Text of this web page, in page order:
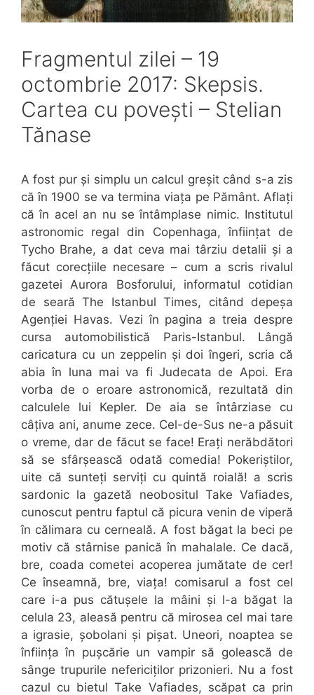
Fragmentul zilei – 19
octombrie 2017: Skepsis.
Cartea cu povești – Stelian
Tănase
A fost pur și simplu un calcul greșit când s-a zis
că în 1900 se va termina viața pe Pământ. Aflați
că în acel an nu se întâmplase nimic. Institutul
astronomic regal din Copenhaga, înființat de
Tycho Brahe, a dat ceva mai târziu detalii și a
făcut corecțiile necesare – cum a scris rivalul
gazetei Aurora Bosforului, informatul cotidian
de seară The Istanbul Times, citând depeșa
Agenției Havas. Vezi în pagina a treia despre
cursa automobilistică Paris-Istanbul. Lângă
caricatura cu un zeppelin și doi îngeri, scria că
abia în luna mai va fi Judecata de Apoi. Era
vorba de o eroare astronomică, rezultată din
calculele lui Kepler. De aia se întârziase cu
câțiva ani, anume zece. Cel-de-Sus ne-a păsuit
o vreme, dar de făcut se face! Erați nerăbdători
să se sfârșească odată comedia! Pokeriștilor,
uite că sunteți serviți cu quintă roială! a scris
sardonic la gazetă neobositul Take Vafiades,
cunoscut pentru faptul că picura venin de viperă
în călimara cu cerneală. A fost băgat la beci pe
motiv că stârnise panică în mahalale. Ce dacă,
bre, coada cometei acoperea jumătate de cer!
Ce înseamnă, bre, viața! comisarul a fost cel
care i-a pus cătușele la mâini și l-a băgat la
celula 23, aleasă pentru că mirosea cel mai tare
a igrasie, șobolani și pișat. Uneori, noaptea se
înființa în pușcărie un vampir să golească de
sânge trupurile nefericiților prizonieri. Nu a fost
cazul cu bietul Take Vafiades, scăpat ca prin